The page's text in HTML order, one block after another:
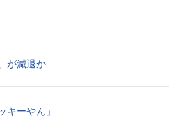
が減退か
ーやん」